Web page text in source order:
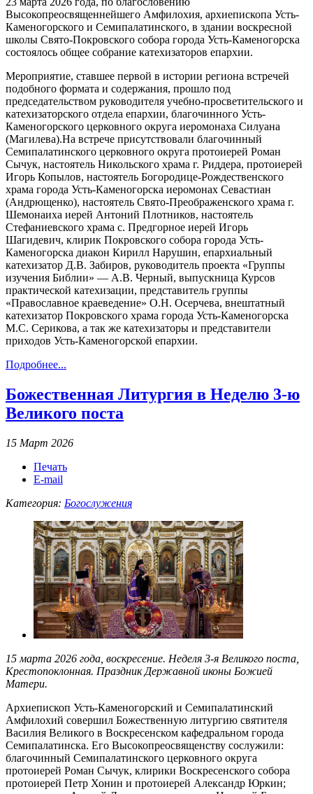
Высокопреосвященнейшего Амфилохия, архиепископа Усть-
Каменогорского и Семипалатинского, в здании воскресной
школы Свято-Покровского собора города Усть-Каменогорска
состоялось общее собрание катехизаторов епархии.
Мероприятие, ставшее первой в истории региона встречей
подобного формата и содержания, прошло под
председательством руководителя учебно-просветительского и
катехизаторского отдела епархии, благочинного Усть-
Каменогорского церковного округа иеромонаха Силуана
(Магилева).На встрече присутствовали благочинный
Семипалатинского церковного округа протоиерей Роман
Сычук, настоятель Никольского храма г. Риддера, протоиерей
Игорь Копылов, настоятель Богородице-Рождественского
храма города Усть-Каменогорска иеромонах Севастиан
(Андрющенко), настоятель Свято-Преображенского храма г.
Шемонаиха иерей Антоний Плотников, настоятель
Стефаниевского храма с. Предгорное иерей Игорь
Шагидевич, клирик Покровского собора города Усть-
Каменогорска диакон Кирилл Нарушин, епархиальный
катехизатор Д.В. Забиров, руководитель проекта «Группы
изучения Библии» — А.В. Черный, выпускница Курсов
практической катехизации, представитель группы
«Православное краеведение» О.Н. Осерчева, внештатный
катехизатор Покровского храма города Усть-Каменогорска
М.С. Серикова, а так же катехизаторы и представители
приходов Усть-Каменогорской епархии.
Подробнее...
Божественная Литургия в Неделю 3-ю
Великого поста
15 Март 2026
Печать
E-mail
Категория: Богослужения
15 марта 2026 года, воскресение. Неделя 3-я Великого поста,
Крестопоклонная. Праздник Державной иконы Божией
Матери.
Архиепископ Усть-Каменогорский и Семипалатинский
Амфилохий совершил Божественную литургию святителя
Василия Великого в Воскресенском кафедральном города
Семипалатинска. Его Высокопреосвященству сослужили:
благочинный Семипалатинского церковного округа
протоиерей Роман Сычук, клирики Воскресенского собора
протоиерей Петр Хонин и протоиерей Александр Юркин;